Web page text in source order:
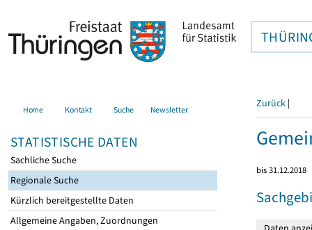
Home Kontakt Suche Newsletter
STATISTISCHE DATEN
Sachliche Suche
Regionale Suche
Kürzlich bereitgestellte Daten
Allgemeine Angaben, Zuordnungen
Zurück |
bis 31.12.2018